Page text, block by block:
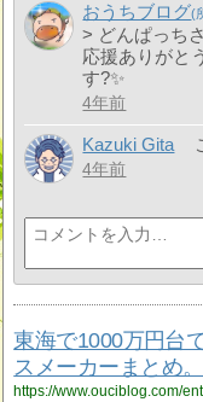
おうちブログ
> どんぱっち
応援ありがと
す?✨
4年前
Kazuki Gita
4年前
東海で1000万円台
スメーカーまとめ。
https://www.ouciblog.com/